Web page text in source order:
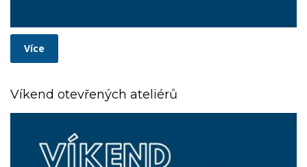
Více
Víkend otevřených ateliérů